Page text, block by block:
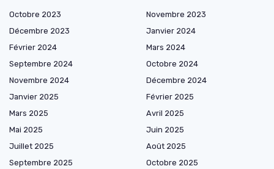
Octobre 2023
Novembre 2023
Décembre 2023
Janvier 2024
Février 2024
Mars 2024
Septembre 2024
Octobre 2024
Novembre 2024
Décembre 2024
Janvier 2025
Février 2025
Mars 2025
Avril 2025
Mai 2025
Juin 2025
Juillet 2025
Août 2025
Septembre 2025
Octobre 2025